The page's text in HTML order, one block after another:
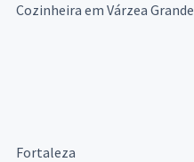
Cozinheira em Várzea Grande
Fortaleza